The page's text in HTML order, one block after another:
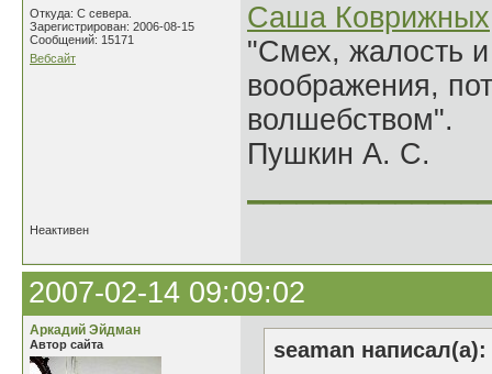
Откуда: С севера.
Зарегистрирован: 2006-08-15
Сообщений: 15171
Вебсайт
Саша Коврижных
"Смех, жалость
воображения,
волшебством".
Пушкин А. С.
Неактивен
2007-02-14 09:09:02
Аркадий Эйдман
Автор сайта
seaman написал(а):